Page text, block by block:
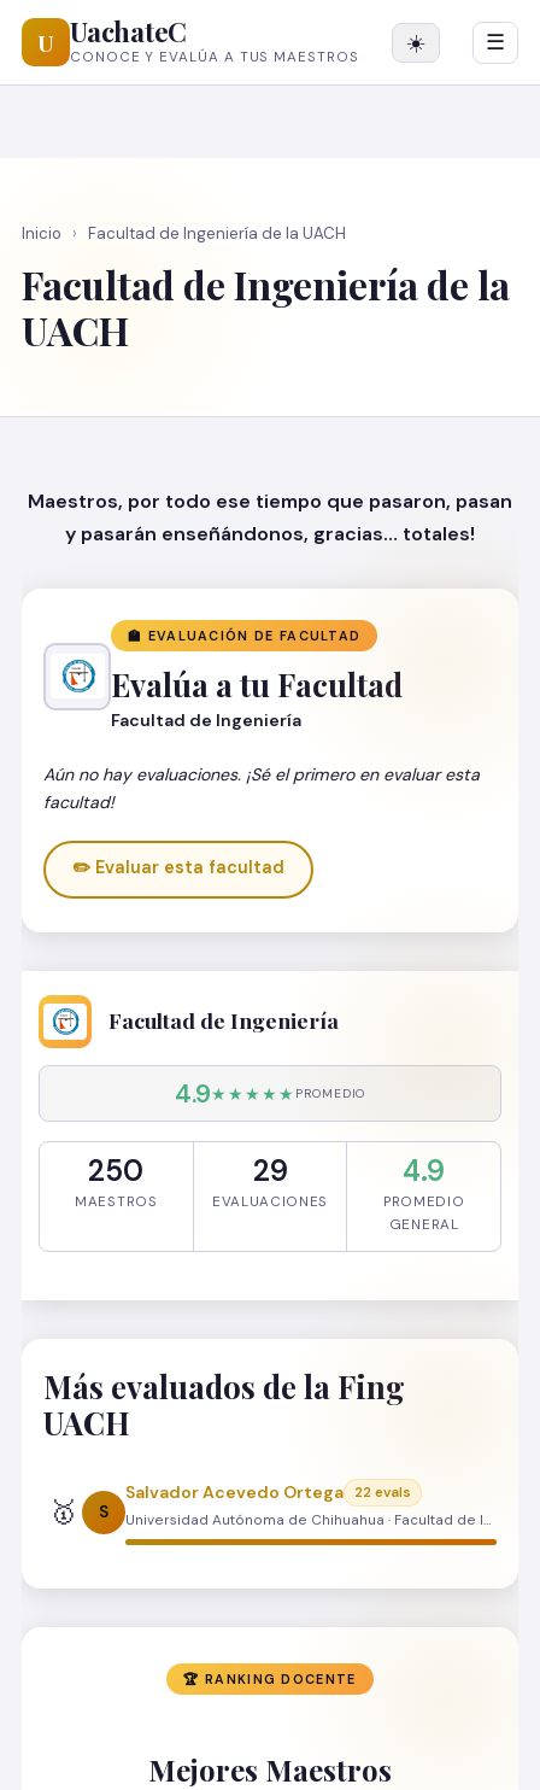
U UachateC
CONOCE Y EVALÚA A TUS MAESTROS
☀️ ☰
Inicio › Facultad de Ingeniería de la UACH
Facultad de Ingeniería de la
UACH
Maestros, por todo ese tiempo que pasaron, pasan
y pasarán enseñándonos, gracias… totales!
🏫 EVALUACIÓN DE FACULTAD
Evalúa a tu Facultad
Facultad de Ingeniería
Aún no hay evaluaciones. ¡Sé el primero en evaluar esta
facultad!
✏️ Evaluar esta facultad
Facultad de Ingeniería
4.9★★★★★ PROMEDIO
250
MAESTROS
29
EVALUACIONES
4.9
PROMEDIO
GENERAL
Más evaluados de la Fing
UACH
🥇 S
Salvador Acevedo Ortega 22 evals
Universidad Autónoma de Chihuahua · Facultad de Ingeniería
🏆 RANKING DOCENTE
Mejores Maestros